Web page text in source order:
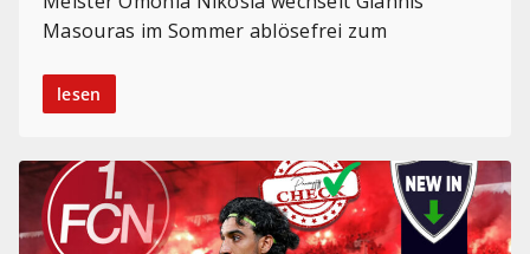
Masouras im Sommer ablösefrei zum
lesen